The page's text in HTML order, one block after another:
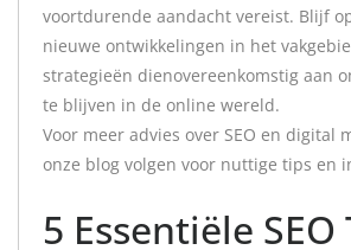
voortdurende aandacht vereist. Blijf
nieuwe ontwikkelingen in het
strategieën dienovereenkomstig aan
te blijven in de online wereld.
Voor meer advies over SEO en digital
onze blog volgen voor nuttige tips en
5 Essentiële SEO